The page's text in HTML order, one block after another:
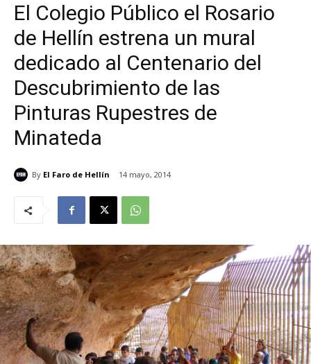
El Colegio Público el Rosario
de Hellín estrena un mural
dedicado al Centenario del
Descubrimiento de las
Pinturas Rupestres de
Minateda
By El Faro de Hellín 14 mayo, 2014